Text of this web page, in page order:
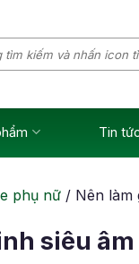
Tin
phụ nữ/ Nên làm
siêu